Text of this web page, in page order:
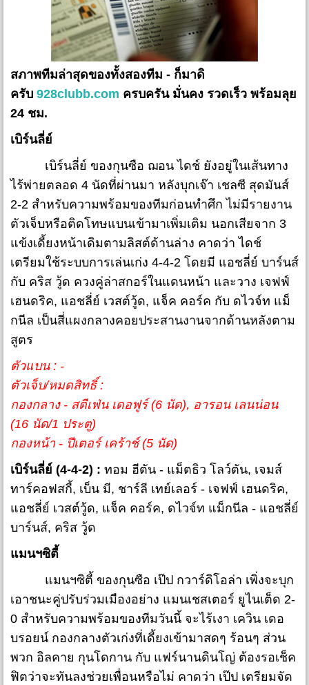
สภาพทีมล่าสุดของทั้งสองทีม - ก็มาดิ
ครับ 928clubb.com ครบครัน มั่นคง รวดเร็ว พร้อมลุย
24 ชม.
เบิร์นลี่ย์
เบิร์นลี่ย์ ของกุนซือ ฌอน ไดช์ ยังอยู่ในเส้นทาง
ไร้พ่ายตลอด 4 นัดที่ผ่านมา หลังบุกเจ๊า เชลซี สุดมันส์
2-2 สำหรับความพร้อมของทีมก่อนทำศึก ไม่มีรายงาน
ตัวเจ็บหรือติดโทษแบนเข้ามาเพิ่มเติม นอกเสียจาก 3
แข้งเดี้ยงหน้าเดิมตามลิสต์ด้านล่าง คาดว่า ไดช์
เตรียมใช้ระบบการเล่นเก่ง 4-4-2 โดยมี แอชลี่ย์ บาร์นส์
กับ คริส วู้ด ควงคู่ล่าสกอร์ในแดนหน้า และวาง เจฟฟ์
เฮนดริค, แอชลี่ย์ เวสต์วู้ด, แจ็ค คอร์ค กับ ดไวจ์ท แม็
กนีล เป็นสี่แผงกลางคอยประสานงานจากด้านหลังตาม
สูตร
ตัวแบน : -
ตัวเจ็บ/หมดสิทธิ์ :
กองกลาง - สตีเฟ่น เดอฟูร์ (6 นัด), อารอน เลนน่อน
(16 นัด/1 ประตู)
กองหน้า - ปีเตอร์ เคร้าช์ (5 นัด)
เบิร์นลี่ย์ (4-4-2) : ทอม ฮีตัน - แม็ตธิว โลว์ตัน, เจมส์
ทาร์คอฟสกี้, เบ็น มี, ชาร์ลี เทย์เลอร์ - เจฟฟ์ เฮนดริค,
แอชลี่ย์ เวสต์วู้ด, แจ็ค คอร์ค, ดไวจ์ท แม็กนีล - แอชลี่ย์
บาร์นส์, คริส วู้ด
แมนฯซิตี้
แมนฯซิตี้ ของกุนซือ เป๊ป กวาร์ดิโอล่า เพิ่งจะบุก
เอาชนะคู่ปรับร่วมเมืองอย่าง แมนเชสเตอร์ ยูไนเต็ด 2-
0 สำหรับความพร้อมของทีมวันนี้ จะไร้เงา เควิน เดอ
บรอยน์ กองกลางตัวเก่งที่เดี้ยงเข้ามาสดๆ ร้อนๆ ส่วน
พวก อิลคาย กุนโดกาน กับ แฟร์นานดินโญ่ ต้องรอเช็ค
ฟิตว่าจะทันลงช่วยเพื่อนหรือไม่ คาดว่า เป๊ป เตรียมจัด